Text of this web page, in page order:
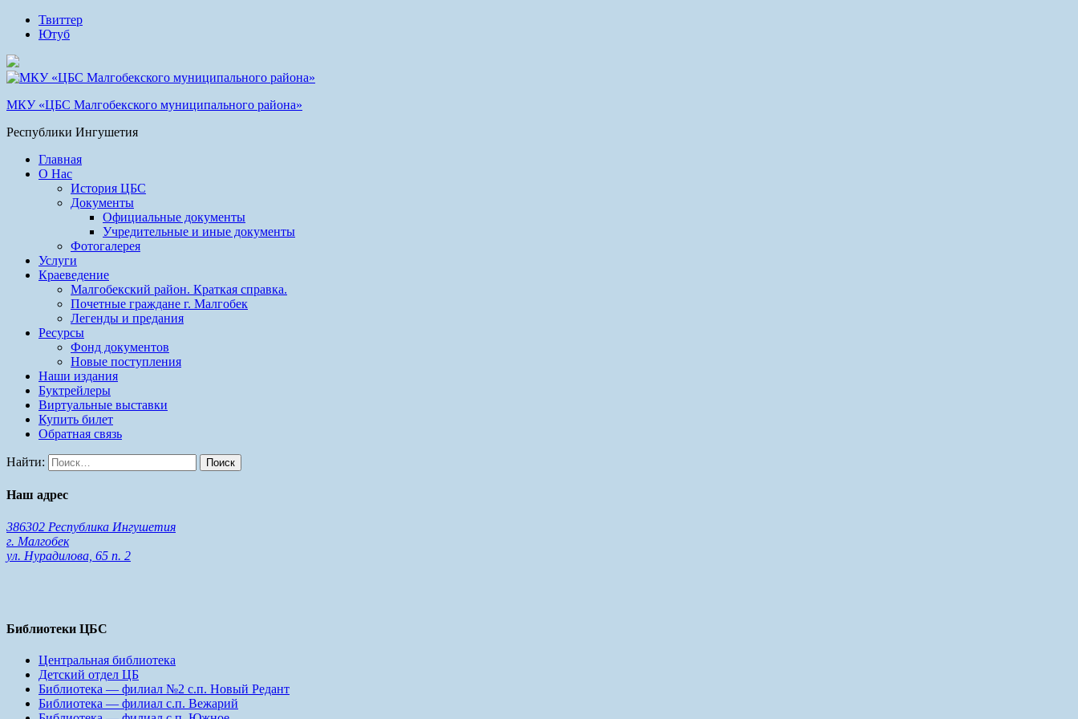
Твиттер
Ютуб
МКУ «ЦБС Малгобекского муниципального района»
Республики Ингушетия
Главная
О Нас
История ЦБС
Документы
Официальные документы
Учредительные и иные документы
Фотогалерея
Услуги
Краеведение
Малгобекский район. Краткая справка.
Почетные граждане г. Малгобек
Легенды и предания
Ресурсы
Фонд документов
Новые поступления
Наши издания
Буктрейлеры
Виртуальные выставки
Купить билет
Обратная связь
Найти:
Наш адрес
386302 Республика Ингушетия
г. Малгобек
ул. Нурадилова, 65 п. 2
Библиотеки ЦБС
Центральная библиотека
Детский отдел ЦБ
Библиотека — филиал №2 с.п. Новый Редант
Библиотека — филиал с.п. Вежарий